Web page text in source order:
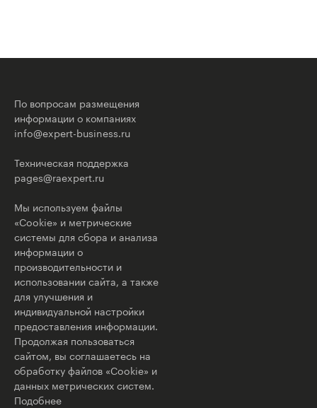
По вопросам размещения
информации о компаниях
info@expert-business.ru
Техническая поддержка
pages@raexpert.ru
Мы используем файлы
«Cookie» и метрические
системы для сбора и анализа
информации о
производительности и
использовании сайта, а также
для улучшения и
индивидуальной настройки
предоставления информации.
Продолжая пользоваться
сайтом, вы соглашаетесь на
обработку файлов «Cookie» и
данных метрических систем.
Подобнее